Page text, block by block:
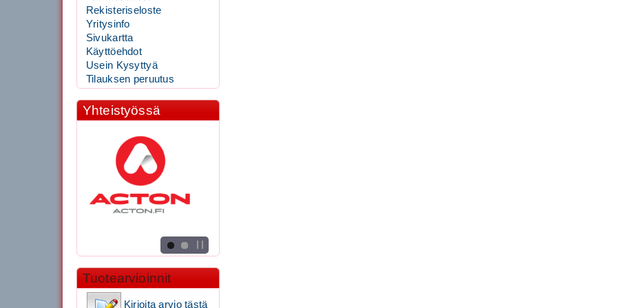
Rekisteriseloste
Yritysinfo
Sivukartta
Käyttöehdot
Usein Kysyttyä
Tilauksen peruutus
Yhteistyössä
Tuotearvioinnit
Kirjoita arvio tästä